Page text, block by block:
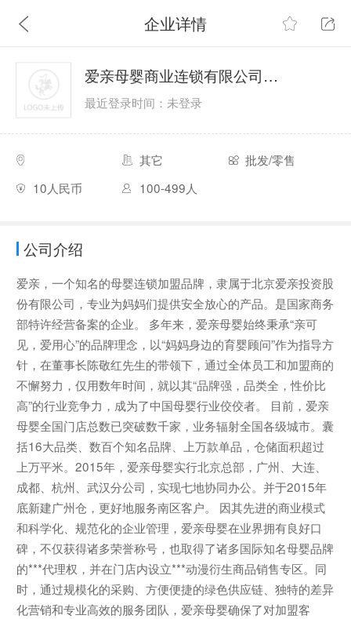
企业详情
爱亲母婴商业连锁有限公司（爱亲母婴）
最近登录时间：未登录
其它
批发/零售
10人民币
100-499人
公司介绍
爱亲，一个知名的母婴连锁加盟品牌，隶属于北京爱亲投资股
份有限公司，专业为妈妈们提供安全放心的产品。是国家商务
部特许经营备案的企业。 多年来，爱亲母婴始终秉承“亲可
见，爱用心”的品牌理念，以“妈妈身边的育婴顾问”作为指导方
针，在董事长陈敬红先生的带领下，通过全体员工和加盟商的
不懈努力，仅用数年时间，就以其“品牌强，品类全，性价比
高”的行业竞争力，成为了中国母婴行业佼佼者。 目前，爱亲
母婴全国门店总数已突破数千家，业务辐射全国各级城市。囊
括16大品类、数百个知名品牌、上万款单品，仓储面积超过
上万平米。2015年，爱亲母婴实行北京总部，广州、大连、
成都、杭州、武汉分公司，实现七地协同办公。并于2015年
底新建广州仓，更好地服务南区客户。 因其先进的商业模式
和科学化、规范化的企业管理，爱亲母婴在业界拥有良好口
碑，不仅获得诸多荣誉称号，也取得了诸多国际知名母婴品牌
的***代理权，并在门店内设立***动漫衍生商品销售专区。同
时，通过规模化的采购、方便便捷的绿色供应链、独特的差异
化营销和专业高效的服务团队，爱亲母婴确保了对加盟客